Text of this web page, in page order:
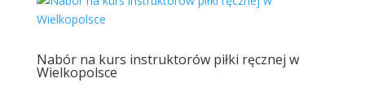
Nabór na kurs instruktorów piłki ręcznej w
Wielkopolsce